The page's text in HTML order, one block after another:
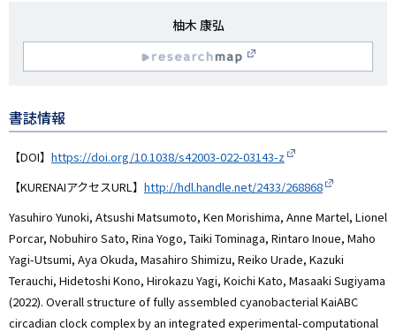
研
究
者
柚木 康弘
書誌情報
【DOI】 https://doi.org/10.1038/s42003-022-03143-z
【KURENAIアクセスURL】 http://hdl.handle.net/2433/268868
Yasuhiro Yunoki, Atsushi Matsumoto, Ken Morishima, Anne Martel, Lionel
Porcar, Nobuhiro Sato, Rina Yogo, Taiki Tominaga, Rintaro Inoue, Maho
Yagi-Utsumi, Aya Okuda, Masahiro Shimizu, Reiko Urade, Kazuki
Terauchi, Hidetoshi Kono, Hirokazu Yagi, Koichi Kato, Masaaki Sugiyama
(2022). Overall structure of fully assembled cyanobacterial KaiABC
circadian clock complex by an integrated experimental-computational